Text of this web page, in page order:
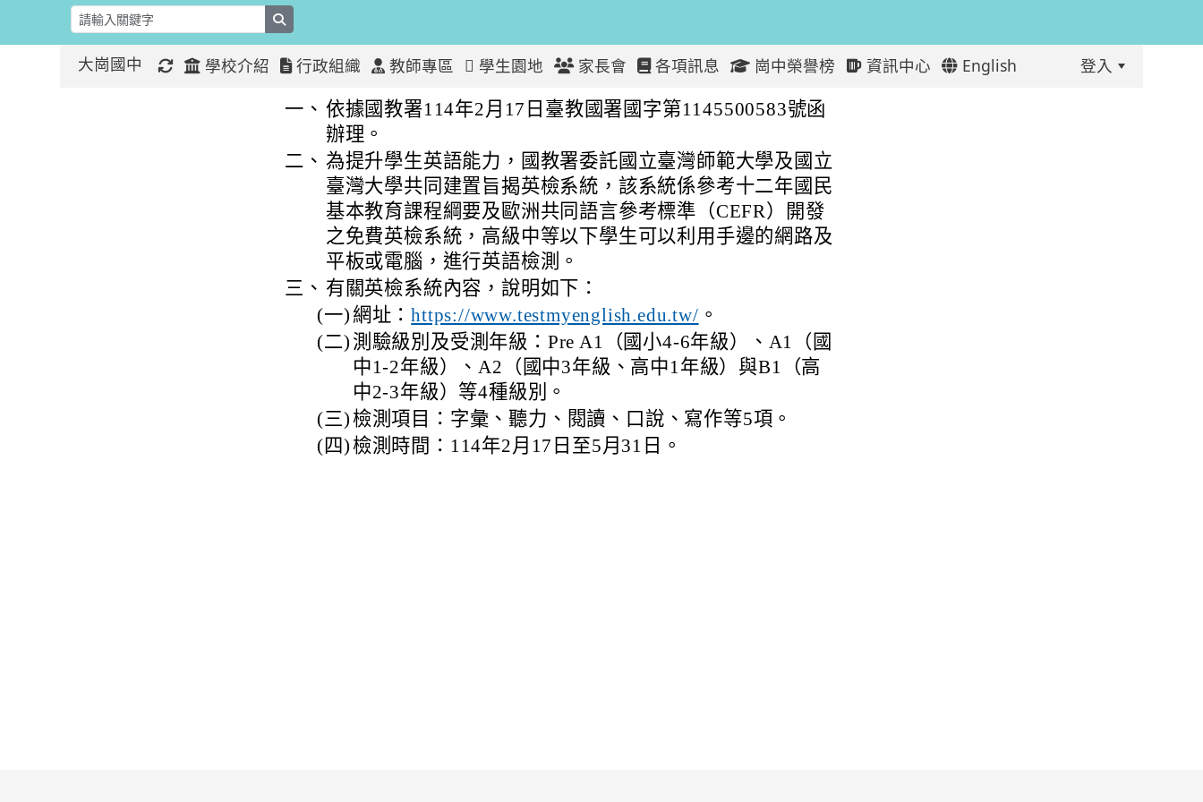
大崗國中 學校介紹 行政組織 教師專區 學生園地 家長會 各項訊息 崗中榮譽榜 資訊中心 English 登入
轉知國教署「 I want to Test My English英語自主檢測系統」檢測資訊，
一、 依據國教署114年2月17日臺教國署國字第1145500583號函
辦理。
二、 為提升學生英語能力，國教署委託國立臺灣師範大學及國立
臺灣大學共同建置旨揭英檢系統，該系統係參考十二年國民
基本教育課程綱要及歐洲共同語言參考標準（CEFR）開發
之免費英檢系統，高級中等以下學生可以利用手邊的網路及
平板或電腦，進行英語檢測。
三、 有關英檢系統內容，說明如下：
(一) 網址：https://www.testmyenglish.edu.tw/ 。
(二) 測驗級別及受測年級：Pre A1（國小4-6年級）、A1（國
中1-2年級）、A2（國中3年級、高中1年級）與B1（高
中2-3年級）等4種級別。
(三) 檢測項目：字彙、聽力、閱讀、口說、寫作等5項。
(四) 檢測時間：114年2月17日至5月31日 。